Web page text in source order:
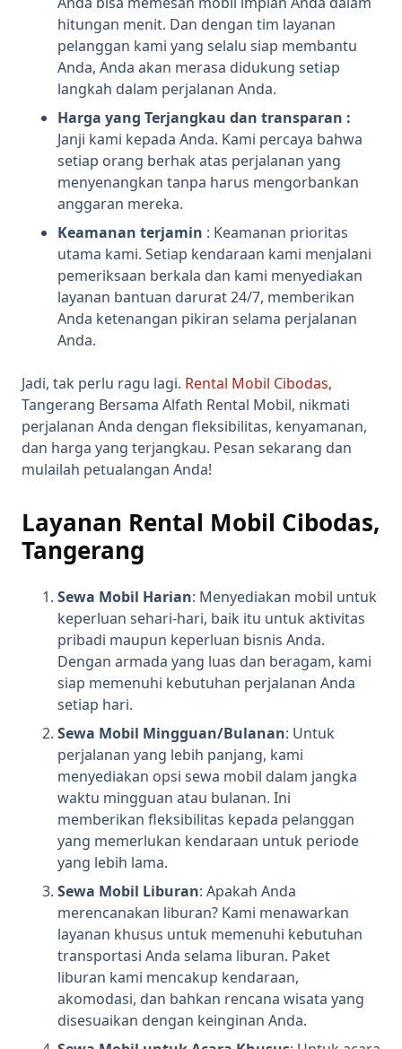
hitungan menit. Dan dengan tim layanan
pelanggan kami yang selalu siap membantu
Anda, Anda akan merasa didukung setiap
langkah dalam perjalanan Anda.
Harga yang Terjangkau dan transparan :
Janji kami kepada Anda. Kami percaya bahwa
setiap orang berhak atas perjalanan yang
menyenangkan tanpa harus mengorbankan
anggaran mereka.
Keamanan terjamin : Keamanan prioritas
utama kami. Setiap kendaraan kami menjalani
pemeriksaan berkala dan kami menyediakan
layanan bantuan darurat 24/7, memberikan
Anda ketenangan pikiran selama perjalanan
Anda.
Jadi, tak perlu ragu lagi. Rental Mobil Cibodas,
Tangerang Bersama Alfath Rental Mobil, nikmati
perjalanan Anda dengan fleksibilitas, kenyamanan,
dan harga yang terjangkau. Pesan sekarang dan
mulailah petualangan Anda!
Layanan Rental Mobil Cibodas,
Tangerang
Sewa Mobil Harian: Menyediakan mobil untuk
keperluan sehari-hari, baik itu untuk aktivitas
pribadi maupun keperluan bisnis Anda.
Dengan armada yang luas dan beragam, kami
siap memenuhi kebutuhan perjalanan Anda
setiap hari.
Sewa Mobil Mingguan/Bulanan: Untuk
perjalanan yang lebih panjang, kami
menyediakan opsi sewa mobil dalam jangka
waktu mingguan atau bulanan. Ini
memberikan fleksibilitas kepada pelanggan
yang memerlukan kendaraan untuk periode
yang lebih lama.
Sewa Mobil Liburan: Apakah Anda
merencanakan liburan? Kami menawarkan
layanan khusus untuk memenuhi kebutuhan
transportasi Anda selama liburan. Paket
liburan kami mencakup kendaraan,
akomodasi, dan bahkan rencana wisata yang
disesuaikan dengan keinginan Anda.